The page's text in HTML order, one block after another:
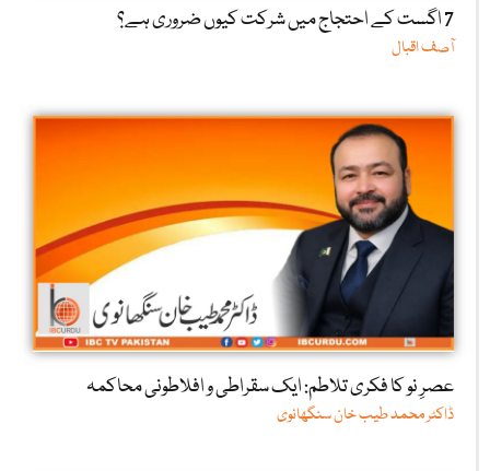
7 اگست کے احتجاج میں شرکت کیوں ضروری ہے؟
آصف اقبال
عصرِ نو کا فکری تلاطم: ایک سقراطی و افلاطونی محاکمہ
ڈاکٹر محمد طیب خان سنگھانوی